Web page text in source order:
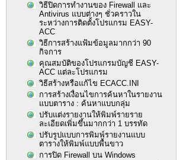
วิธีปิดการทำงานของ Firewall และ
Antivirus แบบต่างๆ ชั่วคราวใน
ระหว่างการติดตั้งโปรแกรม EASY-
ACC
วิธีการสร้างแฟ้มข้อมูลมากกว่า 90
กิจการ
คุณสมบัติของโปรแกรมบัญชี EASY-
ACC แต่ละโปรแกรม
วิธีสร้างหรือแก้ไข ECACC.INI
การสร้างเงื่อนไขการค้นหาในรายงาน
แบบตาราง : ค้นหาแบบกลุ่ม
ปรับแต่งรายงานให้พิมพ์รายราย
ละเอียดเพิ่มขึ้นมากกว่า 1 บรรทัด
ปรับรูปแบบการพิมพ์รายงานแบบ
ตารางให้พิมพ์แบบพื้นขาว
การปิด Firewall บน Windows